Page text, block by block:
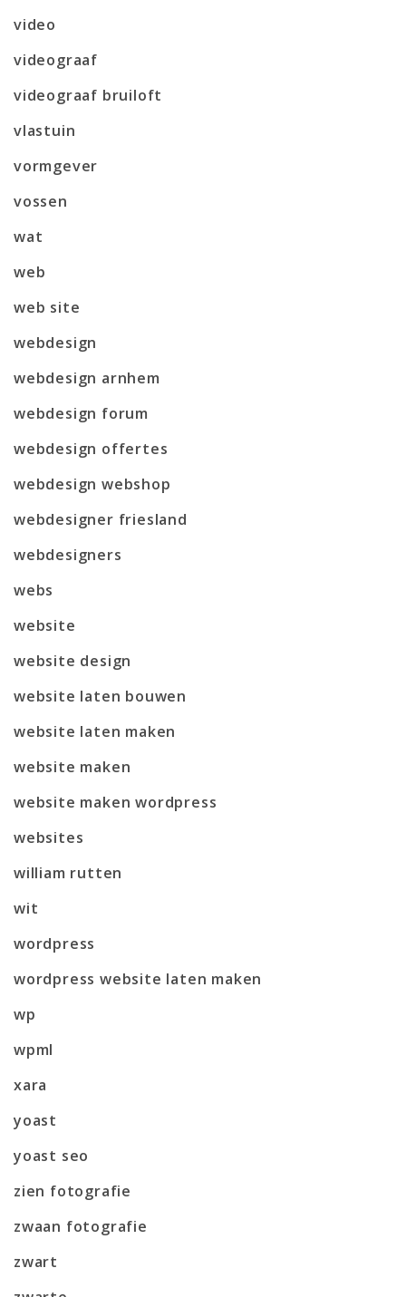
video
videograaf
videograaf bruiloft
vlastuin
vormgever
vossen
wat
web
web site
webdesign
webdesign arnhem
webdesign forum
webdesign offertes
webdesign webshop
webdesigner friesland
webdesigners
webs
website
website design
website laten bouwen
website laten maken
website maken
website maken wordpress
websites
william rutten
wit
wordpress
wordpress website laten maken
wp
wpml
xara
yoast
yoast seo
zien fotografie
zwaan fotografie
zwart